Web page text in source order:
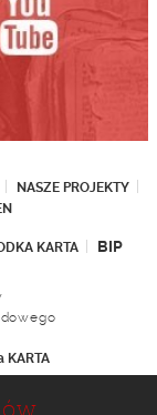
NASZE PROJEKTY
KARTA BIP